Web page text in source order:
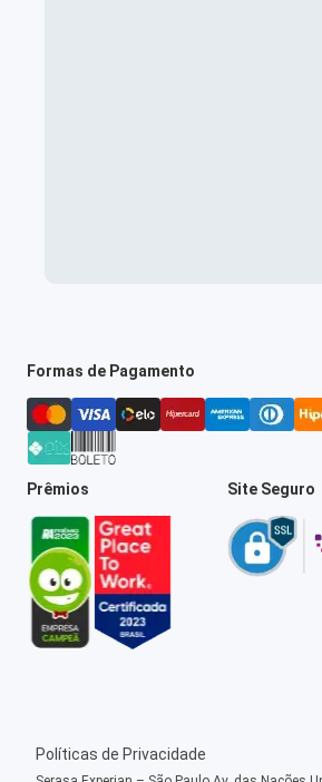
Formas de Pagamento
Prêmios Site Seguro
Políticas de Privacidade